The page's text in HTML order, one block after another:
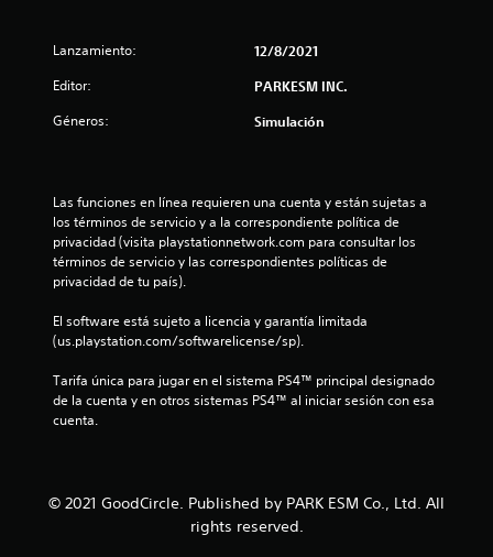
Lanzamiento: 12/8/2021
Editor: PARKESM INC.
Géneros: Simulación
Las funciones en línea requieren una cuenta y están sujetas a
los términos de servicio y a la correspondiente política de
privacidad (visita playstationnetwork.com para consultar los
términos de servicio y las correspondientes políticas de
privacidad de tu país).
El software está sujeto a licencia y garantía limitada
(us.playstation.com/softwarelicense/sp).
Tarifa única para jugar en el sistema PS4™ principal designado
de la cuenta y en otros sistemas PS4™ al iniciar sesión con esa
cuenta.
© 2021 GoodCircle. Published by PARK ESM Co., Ltd. All
rights reserved.